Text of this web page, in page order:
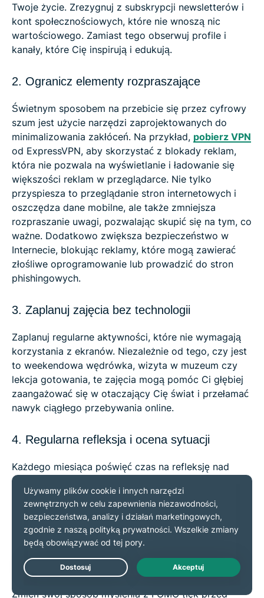
Twoje życie. Zrezygnuj z subskrypcji newsletterów i
kont społecznościowych, które nie wnoszą nic
wartościowego. Zamiast tego obserwuj profile i
kanały, które Cię inspirują i edukują.
2. Ogranicz elementy rozpraszające
Świetnym sposobem na przebicie się przez cyfrowy
szum jest użycie narzędzi zaprojektowanych do
minimalizowania zakłóceń. Na przykład, pobierz VPN
od ExpressVPN, aby skorzystać z blokady reklam,
która nie pozwala na wyświetlanie i ładowanie się
większości reklam w przeglądarce. Nie tylko
przyspiesza to przeglądanie stron internetowych i
oszczędza dane mobilne, ale także zmniejsza
rozpraszanie uwagi, pozwalając skupić się na tym, co
ważne. Dodatkowo zwiększa bezpieczeństwo w
Internecie, blokując reklamy, które mogą zawierać
złośliwe oprogramowanie lub prowadzić do stron
phishingowych.
3. Zaplanuj zajęcia bez technologii
Zaplanuj regularne aktywności, które nie wymagają
korzystania z ekranów. Niezależnie od tego, czy jest
to weekendowa wędrówka, wizyta w muzeum czy
lekcja gotowania, te zajęcia mogą pomóc Ci głębiej
zaangażować się w otaczający Cię świat i przełamać
nawyk ciągłego przebywania online.
4. Regularna refleksja i ocena sytuacji
Każdego miesiąca poświęć czas na refleksję nad
swoimi cyfrowymi nawykami. Czy są obszary, w
których można by je jeszcze bardziej ograniczyć?
Czy są jakieś nowe aplikacje lub sposoby, które
mogą pomóc Ci zachować koncentrację i uważność?
5. Postaw na JOMO (skrót od Joy of Missing
Out, czyli radość z odłączenia się)
Zmień swój sposób myślenia z FOMO (lęk przed